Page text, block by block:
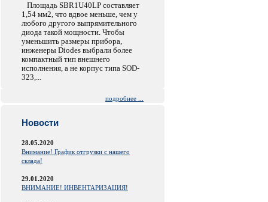
Площадь SBR1U40LP составляет
1,54 мм2, что вдвое меньше, чем у
любого другого выпрямительного
диода такой мощности. Чтобы
уменьшить размеры прибора,
инженеры Diodes выбрали более
компактный тип внешнего
исполнения, а не корпус типа SOD-
323,...
подробнее ...
Новости
28.05.2020
Внимание! График отгрузки с нашего
склада!
29.01.2020
ВНИМАНИЕ! ИНВЕНТАРИЗАЦИЯ!